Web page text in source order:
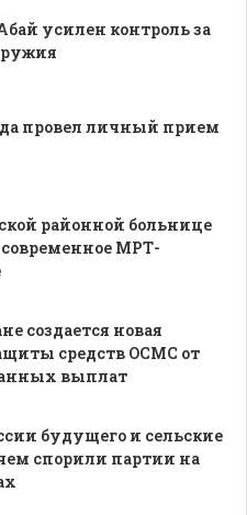
усилен контроль за
провел личный прием
районной больнице
современное МРТ-
создается новая
средств ОСМС от
выплат
будущего и сельские
спорили партии на